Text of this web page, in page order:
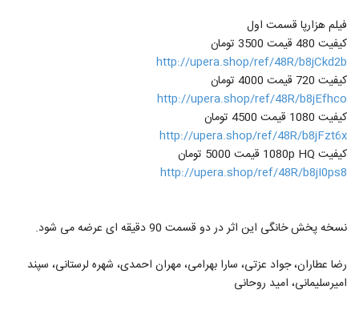
فیلم هزارپا قسمت اول
کیفیت 480 قیمت 3500 تومان
http://upera.shop/ref/48R/b8jCkd2b
کیفیت 720 قیمت 4000 تومان
http://upera.shop/ref/48R/b8jEfhco
کیفیت 1080 قیمت 4500 تومان
http://upera.shop/ref/48R/b8jFzt6x
کیفیت 1080p HQ قیمت 5000 تومان
http://upera.shop/ref/48R/b8jI0ps8
نسخه پخش خانگی این اثر در دو قسمت 90 دقیقه ای عرضه می شود.
رضا عطاران، جواد عزتی، سارا بهرامی، مهران احمدی، شهره لرستانی، سپند
امیرسلیمانی، امید روحانی